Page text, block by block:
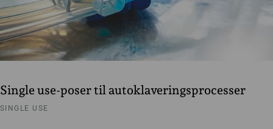
Single use-poser til autoklaveringsprocesser
SINGLE USE